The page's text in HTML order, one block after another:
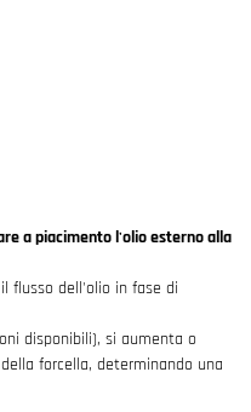
a piacimento l'olio esterno alla
flusso dell'olio in fase di
disponibili), si aumenta o
forcella, determinando una